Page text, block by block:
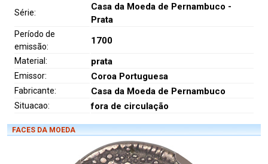
Série:
Casa da Moeda de Pernambuco -
Prata
Período de
emissão:
1700
Material: prata
Emissor: Coroa Portuguesa
Fabricante: Casa da Moeda de Pernambuco
Situacao: fora de circulação
FACES DA MOEDA